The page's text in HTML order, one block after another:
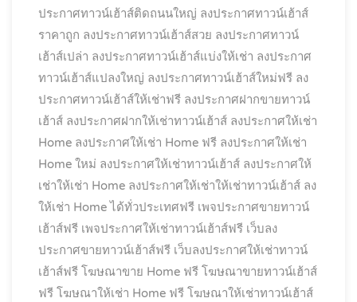
ประกาศทาวน์เฮ้าส์ติดถนนใหญ่ ลงประกาศทาวน์เฮ้าส์
ราคาถูก ลงประกาศทาวน์เฮ้าส์สวย ลงประกาศทาวน์
เฮ้าส์เปล่า ลงประกาศทาวน์เฮ้าส์แบ่งให้เช่า ลงประกาศ
ทาวน์เฮ้าส์แปลงใหญ่ ลงประกาศทาวน์เฮ้าส์ใหม่ฟรี ลง
ประกาศทาวน์เฮ้าส์ให้เช่าฟรี ลงประกาศฝากขายทาวน์
เฮ้าส์ ลงประกาศฝากให้เช่าทาวน์เฮ้าส์ ลงประกาศให้เช่า
Home ลงประกาศให้เช่า Home ฟรี ลงประกาศให้เช่า
Home ใหม่ ลงประกาศให้เช่าทาวน์เฮ้าส์ ลงประกาศให้
เช่าให้เช่า Home ลงประกาศให้เช่าให้เช่าทาวน์เฮ้าส์ ลง
ให้เช่า Home ได้ทั่วประเทศฟรี เพจประกาศขายทาวน์
เฮ้าส์ฟรี เพจประกาศให้เช่าทาวน์เฮ้าส์ฟรี เว็บลง
ประกาศขายทาวน์เฮ้าส์ฟรี เว็บลงประกาศให้เช่าทาวน์
เฮ้าส์ฟรี โฆษณาขาย Home ฟรี โฆษณาขายทาวน์เฮ้าส์
ฟรี โฆษณาให้เช่า Home ฟรี โฆษณาให้เช่าทาวน์เฮ้าส์